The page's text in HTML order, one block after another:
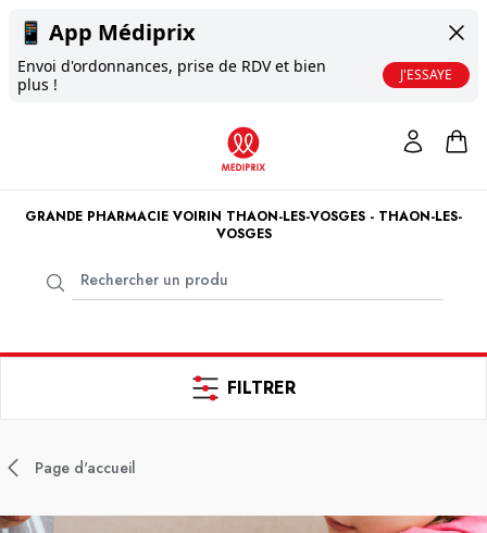
📱 App Médiprix
Envoi d'ordonnances, prise de RDV et bien
plus !
J'ESSAYE
GRANDE PHARMACIE VOIRIN THAON-LES-VOSGES - THAON-LES-
VOSGES
FILTRER
Page d'accueil